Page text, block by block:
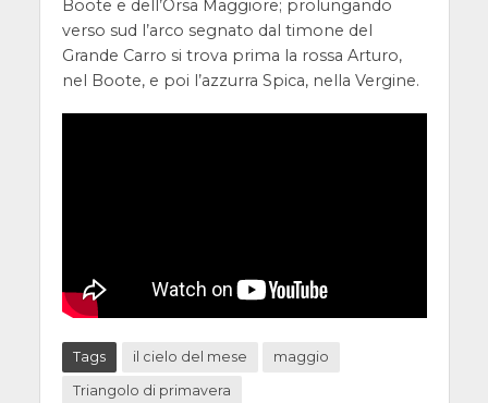
Boote e dell’Orsa Maggiore; prolungando
verso sud l’arco segnato dal timone del
Grande Carro si trova prima la rossa Arturo,
nel Boote, e poi l’azzurra Spica, nella Vergine.
Tags il cielo del mese maggio
Triangolo di primavera